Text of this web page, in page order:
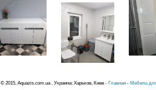
© 2015, Aquazis.com.ua , Украина: Харьков, Киев - Главная - Мебель